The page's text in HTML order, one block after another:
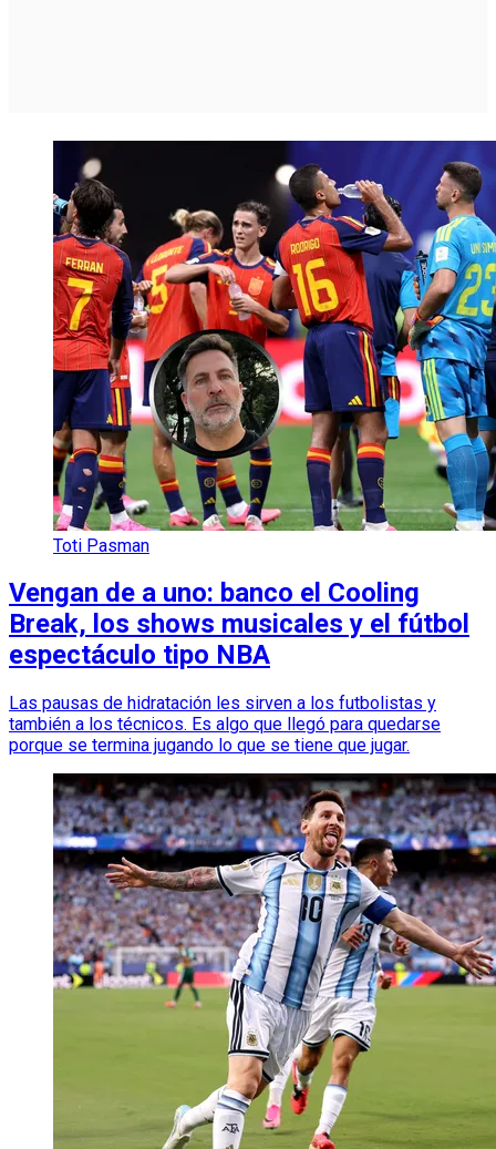
Toti Pasman
Vengan de a uno: banco el Cooling
Break, los shows musicales y el fútbol
espectáculo tipo NBA
Las pausas de hidratación les sirven a los futbolistas y
también a los técnicos. Es algo que llegó para quedarse
porque se termina jugando lo que se tiene que jugar.